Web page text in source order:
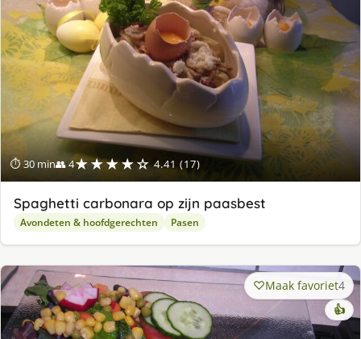
⏱ 30 min👥 4★★★★☆ 4.41 (17)
Spaghetti carbonara op zijn paasbest
Avondeten & hoofdgerechten Pasen
Maak favoriet4
👍